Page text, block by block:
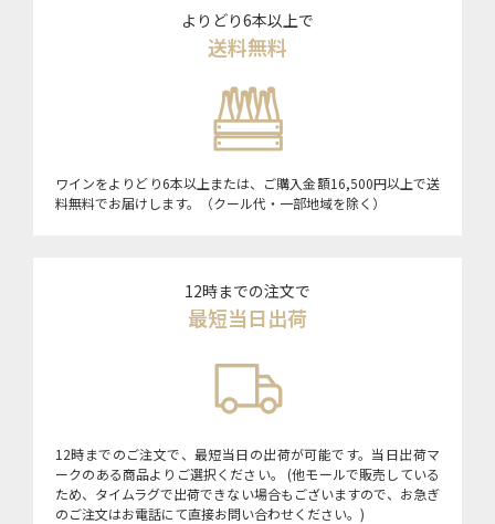
よりどり6本以上で
送料無料
ワインをよりどり6本以上または、ご購入金額16,500円以上で送
料無料でお届けします。（クール代・一部地域を除く）
12時までの注文で
最短当日出荷
12時までのご注文で、最短当日の出荷が可能です。当日出荷マ
ークのある商品よりご選択ください。 (他モールで販売している
ため、タイムラグで出荷できない場合もございますので、お急ぎ
のご注文はお電話にて直接お問い合わせください。)